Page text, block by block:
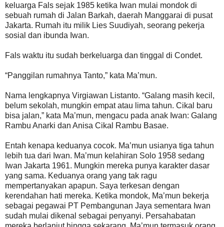
keluarga Fals sejak 1985 ketika Iwan mulai mondok di
sebuah rumah di Jalan Barkah, daerah Manggarai di pusat
Jakarta. Rumah itu milik Lies Suudiyah, seorang pekerja
sosial dan ibunda Iwan.
Fals waktu itu sudah berkeluarga dan tinggal di Condet.
“Panggilan rumahnya Tanto,” kata Ma’mun.
Nama lengkapnya Virgiawan Listanto. “Galang masih kecil,
belum sekolah, mungkin empat atau lima tahun. Cikal baru
bisa jalan,” kata Ma’mun, mengacu pada anak Iwan: Galang
Rambu Anarki dan Anisa Cikal Rambu Basae.
Entah kenapa keduanya cocok. Ma’mun usianya tiga tahun
lebih tua dari Iwan. Ma’mun kelahiran Solo 1958 sedang
Iwan Jakarta 1961. Mungkin mereka punya karakter dasar
yang sama. Keduanya orang yang tak ragu
mempertanyakan apapun. Saya terkesan dengan
kerendahan hati mereka. Ketika mondok, Ma’mun bekerja
sebagai pegawai PT Pembangunan Jaya sementara Iwan
sudah mulai dikenal sebagai penyanyi. Persahabatan